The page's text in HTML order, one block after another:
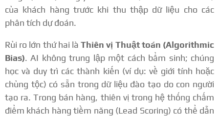
của khách hàng trước khi thu thập dữ liệu cho các
phân tích dự đoán.
Rủi ro lớn thứ hai làThiên vị Thuật toán (Algorithmic
Bias). AI không trung lập một cách bẩm sinh; chúng
học và duy trì các thành kiến (ví dụ: về giới tính hoặc
chủng tộc) có sẵn trong dữ liệu đào tạo do con người
tạo ra. Trong bán hàng, thiên vị trong hệ thống chấm
điểm khách hàng tiềm năng (Lead Scoring) có thể dẫn